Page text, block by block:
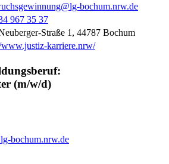
bochum.nrw.de
967 35 37
Straße 1, 44787 Bochum
www.justiz-karriere.nrw/
(m/w/d)
bochum.nrw.de